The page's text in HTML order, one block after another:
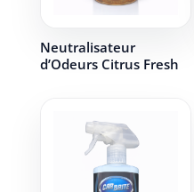
Neutralisateur
d’Odeurs Citrus Fresh